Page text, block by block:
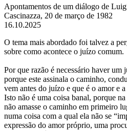
Apontamentos de um diálogo de
Cascinazza, 20 de março de 1982
16.10.2025
O tema mais abordado foi talvez a
sobre como acontece o juízo comum.
Por que razão é necessário haver
porque este assinala o caminho,
vem antes do juízo e que é o amor e
Isto não é uma coisa banal, porque
não amasse o caminho em primeiro
numa coisa com a qual ela não se
expressão do amor próprio, uma